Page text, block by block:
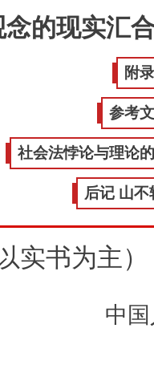
的现实汇
附录
参考
社会法悖论与理论
后记 山不
实书为主）
中